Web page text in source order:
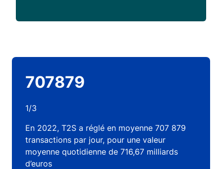
707879
1/3
En 2022, T2S a réglé en moyenne 707 879
transactions par jour, pour une valeur
moyenne quotidienne de 716,67 milliards
d’euros